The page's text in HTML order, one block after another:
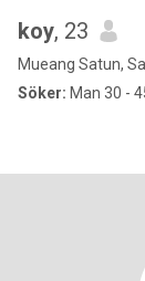
koy, 23
Mueang Satun,
Söker: Man 30 -